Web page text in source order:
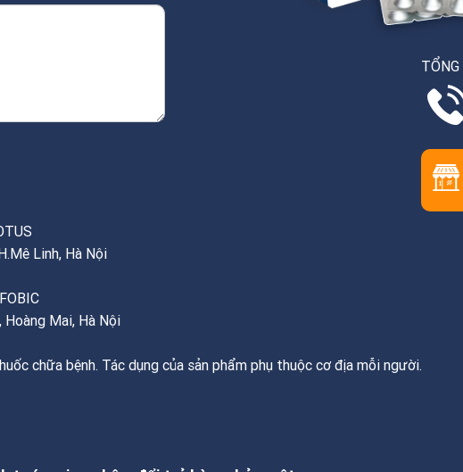
Linh, Hà Nội
Mai, Hà Nội
chữa bệnh. Tác dụng của sản phẩm phụ thuộc cơ địa mỗi người.